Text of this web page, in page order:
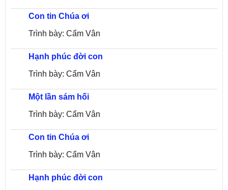
Con tin Chúa ơi
Trình bày: Cẩm Vân
Hạnh phúc đời con
Trình bày: Cẩm Vân
Một lần sám hối
Trình bày: Cẩm Vân
Con tin Chúa ơi
Trình bày: Cẩm Vân
Hạnh phúc đời con